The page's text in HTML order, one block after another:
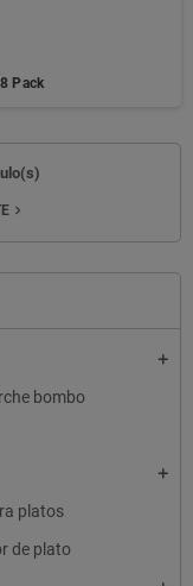
bombo
platos
de plato
Pack
navigate_next